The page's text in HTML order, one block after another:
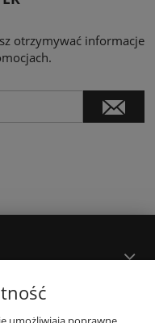
otrzymywać informacje